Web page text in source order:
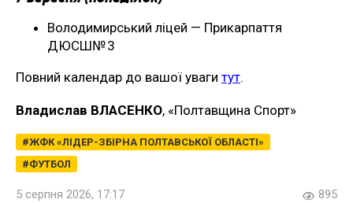
Володимирський ліцей — Прикарпаття
ДЮСШ№ 3
Повний календар до вашої уваги тут.
Владислав ВЛАСЕНКО, «Полтавщина Спорт»
ЖФК «ЛІДЕР-ЗБІРНА ПОЛТАВСЬКОЇ ОБЛАСТІ»
ФУТБОЛ
5 серпня 2026, 17:17 895